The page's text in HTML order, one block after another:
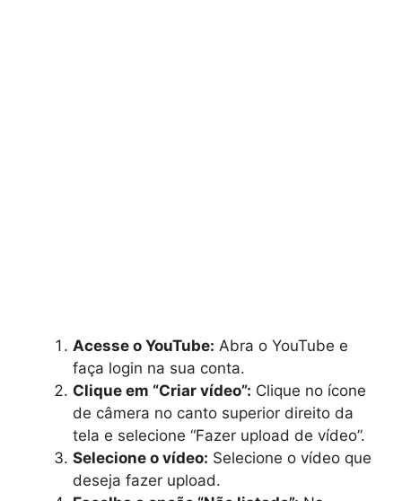
Acesse o YouTube: Abra o YouTube e
faça login na sua conta.
Clique em “Criar vídeo”: Clique no ícone
de câmera no canto superior direito da
tela e selecione “Fazer upload de vídeo”.
Selecione o vídeo: Selecione o vídeo que
deseja fazer upload.